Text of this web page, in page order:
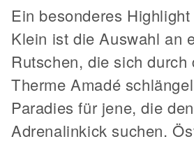
Ein besonderes
Klein ist die Auswahl an
Rutschen, die sich durch
Therme Amadé
Paradies für jene, die
Adrenalinkick suchen.